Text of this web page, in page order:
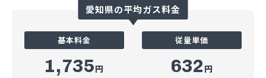
愛知県の平均ガス料金
基本料金
1,735円
従量単価
632 円